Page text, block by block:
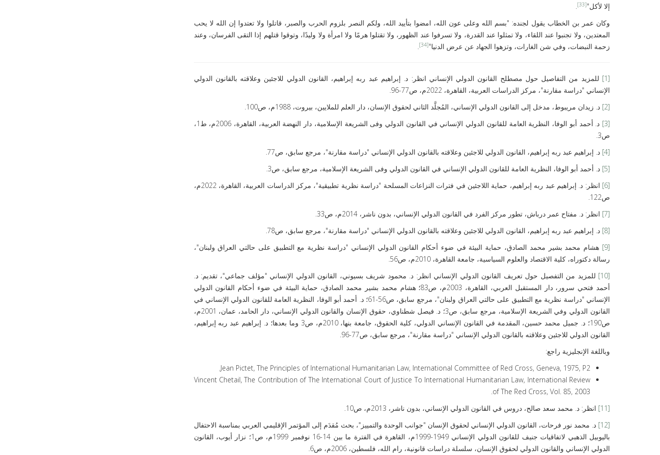
إلا لأكل"[33]
وكان عمر بن الخطاب يقول لجنده: "بسم الله وعلى عون الله، امضوا بتأييد الله، ولكم النصر بلزوم الحرب والصبر، قاتلوا ولا تعتدوا إن الله لا يحب
المعتدين، ولا تجنبوا عند اللقاء، ولا تمثلوا عند القدرة، ولا تسرفوا عند الظهور، ولا تقتلوا هرمًا ولا امرأة ولا وليدًا، وتوقوا قتلهم إذا التقى الفرسان، وعند
زحمة النبضات، وفي شن الغارات، وتزهوا الجهاد عن عرض الدنيا"[34]
[1]
للمزيد من التفاصيل حول مصطلح القانون الدولي الإنساني انظر: د. إبراهيم عبد ربه إبراهيم، القانون الدولي للاجئين وعلاقته بالقانون الدولي
الإنساني "دراسة مقارنة"، مركز الدراسات العربية، القاهرة، 2022م، ص77-96.
[2]
د. زيدان مريبوط، مدخل إلى القانون الدولي الإنساني، المُجلَّد الثاني لحقوق الإنسان، دار العلم للملايين، بيروت، 1988م، ص100.
[3]
د. أحمد أبو الوفا، النظرية العامة للقانون الدولي الإنساني في القانون الدولي وفى الشريعة الإسلامية، دار النهضة العربية، القاهرة، 2006م، ط1،
ص3.
[4]
د. إبراهيم عبد ربه إبراهيم، القانون الدولي للاجئين وعلاقته بالقانون الدولي الإنساني "دراسة مقارنة"، مرجع سابق، ص77.
[5]
د. أحمد أبو الوفا، النظرية العامة للقانون الدولي الإنساني في القانون الدولي وفى الشريعة الإسلامية، مرجع سابق، ص3.
[6]
انظر: د. إبراهيم عبد ربه إبراهيم، حماية اللاجئين في فترات النزاعات المسلحة "دراسة نظرية تطبيقية"، مركز الدراسات العربية، القاهرة، 2022م،
ص122.
[7]
انظر: د. مفتاح عمر درباش، تطور مركز الفرد في القانون الدولي الإنساني، بدون ناشر، 2014م، ص33.
[8]
د. إبراهيم عبد ربه إبراهيم، القانون الدولي للاجئين وعلاقته بالقانون الدولي الإنساني "دراسة مقارنة"، مرجع سابق، ص78.
[9]
هشام محمد بشير محمد الصادق، حماية البيئة في ضوء أحكام القانون الدولي الإنساني "دراسة نظرية مع التطبيق على حالتي العراق ولبنان"،
رسالة دكتوراه، كلية الاقتصاد والعلوم السياسية، جامعة القاهرة، 2010م، ص56.
[10]
للمزيد من التفصيل حول تعريف القانون الدولي الإنساني انظر: د. محمود شريف بسيوني، القانون الدولي الإنساني "مؤلف جماعي"، تقديم: د.
أحمد فتحي سرور، دار المستقبل العربي، القاهرة، 2003م، ص83؛ هشام محمد بشير محمد الصادق، حماية البيئة في ضوء أحكام القانون الدولي
الإنساني "دراسة نظرية مع التطبيق على حالتي العراق ولبنان"، مرجع سابق، ص56-61؛ د. أحمد أبو الوفا، النظرية العامة للقانون الدولي الإنساني في
القانون الدولي وفي الشريعة الإسلامية، مرجع سابق، ص3؛ د. فيصل شطناوي، حقوق الإنسان والقانون الدولي الإنساني، دار الحامد، عمان، 2001م،
ص190؛ د. جميل محمد حسين، المقدمة في القانون الإنساني الدولي، كلية الحقوق، جامعة بنها، 2010م، ص3 وما بعدها؛ د. إبراهيم عبد ربه إبراهيم،
القانون الدولي للاجئين وعلاقته بالقانون الدولي الإنساني "دراسة مقارنة"، مرجع سابق، ص77-96.
وباللغة الإنجليزية راجع:
Jean Pictet, The Principles of International Humanitarian Law, International Committee of Red Cross, Geneva, 1975, P2.
Vincent Chetail, The Contribution of The International Court of Justice To International Humanitarian Law, International Review
of The Red Cross, Vol. 85, 2003.
[11]
انظر: د. محمد سعد صالح، دروس في القانون الدولي الإنساني، بدون ناشر، 2013م، ص10.
[12]
د. محمد نور فرحات، القانون الدولي الإنساني لحقوق الإنسان "جوانب الوحدة والتمييز"، بحث مُقدَم إلى المؤتمر الإقليمي العربي بمناسبة الاحتفال
باليوبيل الذهبي لاتفاقيات جنيف للقانون الدولي الإنساني 1949-1999م، القاهرة في الفترة ما بين 14-16 نوفمبر 1999م، ص1؛ نزار أيوب، القانون
الدولي الإنساني والقانون الدولي لحقوق الإنسان، سلسلة دراسات قانونية، رام الله، فلسطين، 2006م، ص6.